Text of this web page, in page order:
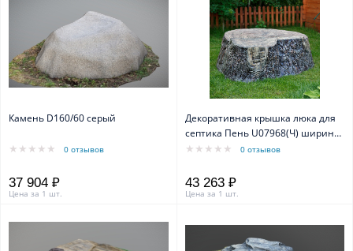
Камень D160/60 серый
0 отзывов
37 904 ₽
Цена за 1 шт.
Декоративная крышка люка для
септика Пень U07968(Ч) ширина
160 см
0 отзывов
43 263 ₽
Цена за 1 шт.